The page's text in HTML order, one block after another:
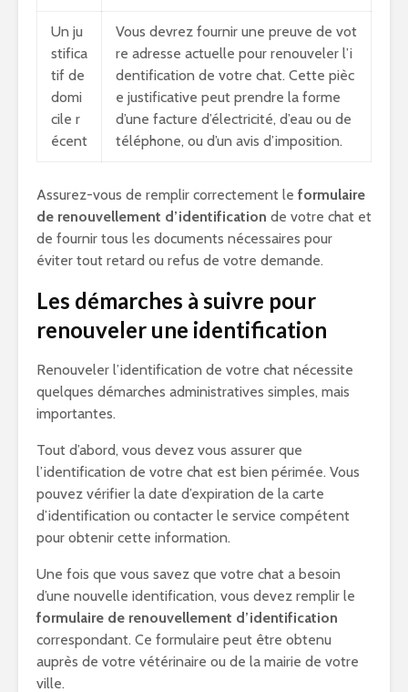
Un ju
stifica
tif de
domi
cile r
écent
Vous devrez fournir une preuve de vot
re adresse actuelle pour renouveler l’i
dentification de votre chat. Cette pièc
e justificative peut prendre la forme
d’une facture d’électricité, d’eau ou de
téléphone, ou d’un avis d’imposition.
Assurez-vous de remplir correctement le formulaire
de renouvellement d’identification de votre chat et
de fournir tous les documents nécessaires pour
éviter tout retard ou refus de votre demande.
Les démarches à suivre pour
renouveler une identification
Renouveler l’identification de votre chat nécessite
quelques démarches administratives simples, mais
importantes.
Tout d’abord, vous devez vous assurer que
l’identification de votre chat est bien périmée. Vous
pouvez vérifier la date d’expiration de la carte
d’identification ou contacter le service compétent
pour obtenir cette information.
Une fois que vous savez que votre chat a besoin
d’une nouvelle identification, vous devez remplir le
formulaire de renouvellement d’identification
correspondant. Ce formulaire peut être obtenu
auprès de votre vétérinaire ou de la mairie de votre
ville.